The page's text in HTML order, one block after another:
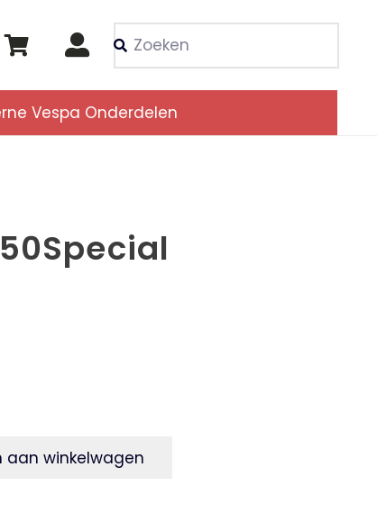
Als de resultaten voor
Vespa Onderdelen
aan winkelwagen